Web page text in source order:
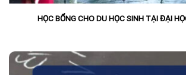
HỌC BỔNG CHO DU HỌC SINH TẠI ĐẠI